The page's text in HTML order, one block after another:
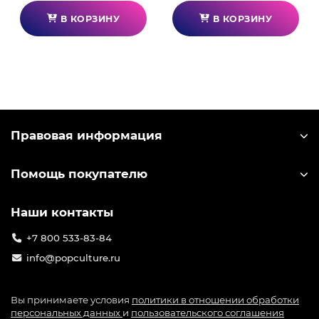
В КОРЗИНУ В КОРЗИНУ
Правовая информация
Помощь покупателю
Наши контакты
+7 800 533-83-84
info@popculture.ru
Вы принимаете условия политики в отношении обработки
персональных данных и пользовательского соглашения